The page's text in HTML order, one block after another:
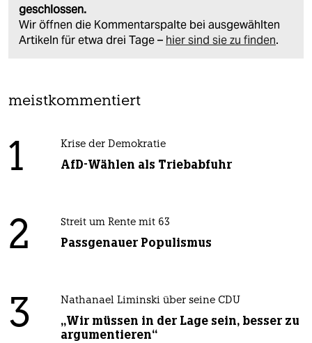
geschlossen.
Wir öffnen die Kommentarspalte bei ausgewählten
Artikeln für etwa drei Tage – hier sind sie zu finden.
meistkommentiert
1 Krise der Demokratie
AfD-Wählen als Triebabfuhr
2 Streit um Rente mit 63
Passgenauer Populismus
3 Nathanael Liminski über seine CDU
„Wir müssen in der Lage sein, besser zu
argumentieren“